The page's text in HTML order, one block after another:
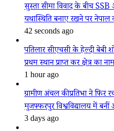
सुस्ता सीमा विवाद के बीच
यथास्थिति बनाए रखने पर
42 seconds ago
पतिलार सीएचसी के हेल्दी बेबी
प्रथम स्थान प्राप्त कर क्षेत्र का
1 hour ago
ग्रामीण अंचल की प्रतिभा ने फिर
मुजफ्फरपुर विश्वविद्यालय में बनीं
3 days ago